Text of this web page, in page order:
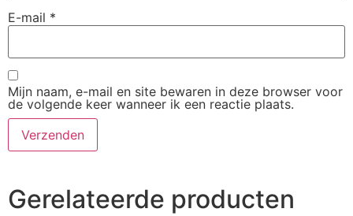
E-mail *
Mijn naam, e-mail en site bewaren in deze browser voor
de volgende keer wanneer ik een reactie plaats.
Gerelateerde producten